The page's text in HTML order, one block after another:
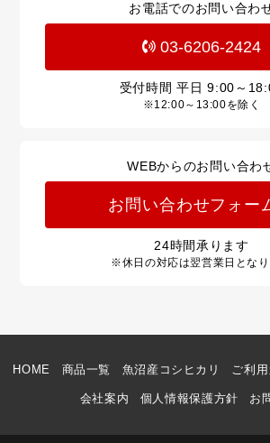
お電話でのお問い合わ
03-6206-2424
受付時間 平日9:00～
※12:00～13:00を除く
WEBからのお問い合わ
お問い合わせフォー
24時間承ります
※休日の対応は翌営業日とな
HOME 商品一覧 魚沼産コシヒカリ ご利
会社案内 個人情報保護方針 お